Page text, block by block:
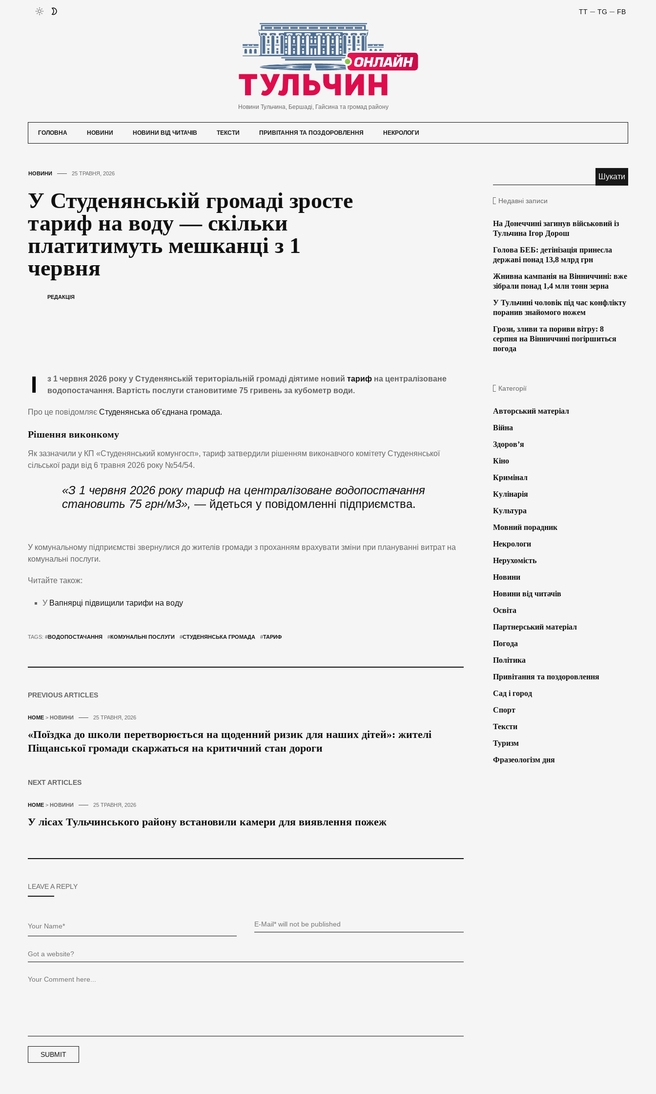
FB
TG
TT
Новини Тульчина, Бершаді, Гайсина та громад району
ГОЛОВНА НОВИНИ НОВИНИ ВІД ЧИТАЧІВ ТЕКСТИ ПРИВІТАННЯ ТА ПОЗДОРОВЛЕННЯ НЕКРОЛОГИ
НОВИНИ 25 ТРАВНЯ, 2026
У Студенянській громаді зросте
тариф на воду — скільки
платитимуть мешканці з 1
червня
РЕДАКЦІЯ
І з 1 червня 2026 року у Студенянській територіальній громаді діятиме новий тариф на централізоване
водопостачання. Вартість послуги становитиме 75 гривень за кубометр води.
Про це повідомляє Студенянська об’єднана громада.
Рішення виконкому
Як зазначили у КП «Студенянський комунгосп», тариф затвердили рішенням виконавчого комітету Студенянської
сільської ради від 6 травня 2026 року №54/54.
«З 1 червня 2026 року тариф на централізоване водопостачання
становить 75 грн/м3», — йдеться у повідомленні підприємства.
У комунальному підприємстві звернулися до жителів громади з проханням врахувати зміни при плануванні витрат на
комунальні послуги.
Читайте також:
У Вапнярці підвищили тарифи на воду
TAGS: #ВОДОПОСТАЧАННЯ #КОМУНАЛЬНІ ПОСЛУГИ #СТУДЕНЯНСЬКА ГРОМАДА #ТАРИФ
PREVIOUS ARTICLES
HOME > НОВИНИ 25 ТРАВНЯ, 2026
«Поїздка до школи перетворюється на щоденний ризик для наших дітей»: жителі
Піщанської громади скаржаться на критичний стан дороги
NEXT ARTICLES
HOME > НОВИНИ 25 ТРАВНЯ, 2026
У лісах Тульчинського району встановили камери для виявлення пожеж
LEAVE A REPLY
Недавні записи
На Донеччині загинув військовий із
Тульчина Ігор Дорош
Голова БЕБ: детінізація принесла
державі понад 13,8 млрд грн
Жнивна кампанія на Вінниччині: вже
зібрали понад 1,4 млн тонн зерна
У Тульчині чоловік під час конфлікту
поранив знайомого ножем
Грози, зливи та пориви вітру: 8
серпня на Вінниччині погіршиться
погода
Категорії
Авторський матеріал
Війна
Здоров’я
Кіно
Кримінал
Кулінарія
Культура
Мовний порадник
Некрологи
Нерухомість
Новини
Новини від читачів
Освіта
Партнерський матеріал
Погода
Політика
Привітання та поздоровлення
Сад і город
Спорт
Тексти
Туризм
Фразеологізм дня